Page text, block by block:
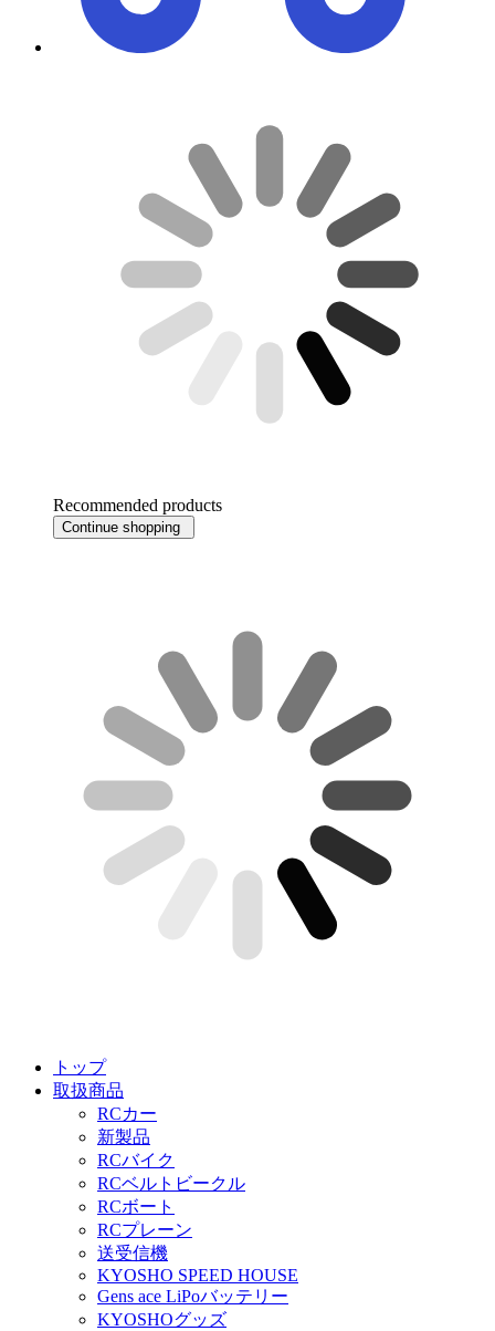
Recommended products
Continue shopping
トップ
取扱商品
RCカー
新製品
RCバイク
RCベルトビークル
RCボート
RCプレーン
送受信機
KYOSHO SPEED HOUSE
Gens ace LiPoバッテリー
KYOSHOグッズ